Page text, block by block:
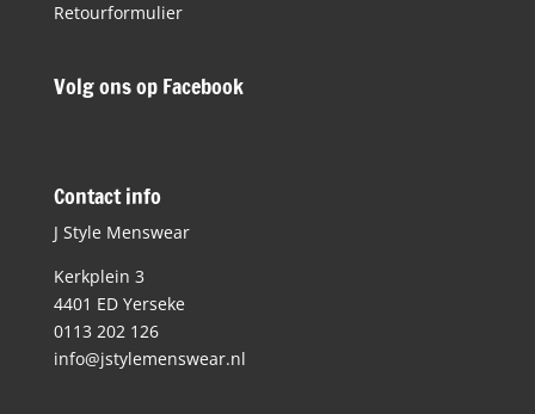
Retourformulier
Volg ons op Facebook
Contact info
J Style Menswear
Kerkplein 3
4401 ED Yerseke
0113 202 126
info@jstylemenswear.nl